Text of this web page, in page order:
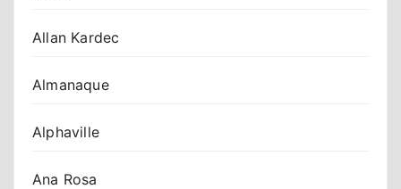
Allan Kardec
Almanaque
Alphaville
Ana Rosa